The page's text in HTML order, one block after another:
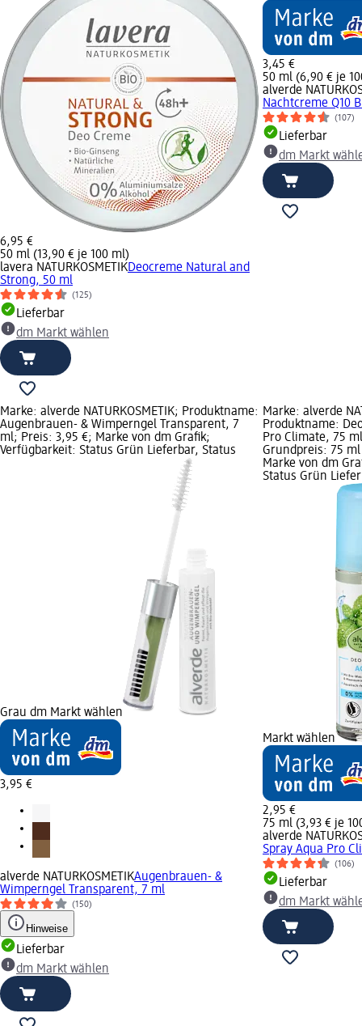
6,95 €
50 ml (13,90 € je 100 ml)
lavera NATURKOSMETIKDeocreme Natural and
Strong, 50 ml
(125)
Lieferbar
dm Markt wählen
3,45 €
50 ml (6,90 € je
alverde
Nachtcreme Q10
(107)
Lieferbar
dm Markt
Marke: alverde NATURKOSMETIK; Produktname:
Augenbrauen- & Wimperngel Transparent, 7
ml; Preis: 3,95 €; Marke von dm Grafik;
Verfügbarkeit: Status Grün Lieferbar, Status
Grau dm Markt wählen
3,95 €
alverde NATURKOSMETIKAugenbrauen- &
Wimperngel Transparent, 7 ml
(150)
Hinweise
Lieferbar
dm Markt wählen
Marke: alverde
Produktname:
Pro Climate, 75
Grundpreis: 75
Marke von dm
Status Grün
Markt wählen
2,95 €
75 ml (3,93 € je
alverde
Spray Aqua Pro
(106)
Lieferbar
dm Markt